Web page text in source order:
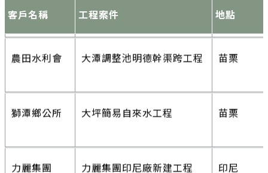
客戶名稱 工程案件 地點
農田水利會 大潭調整池明德幹渠跨工程 苗栗